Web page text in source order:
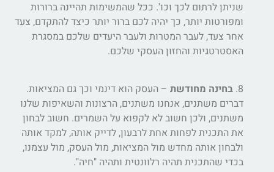
שניתן לרתום לכך וכו'. ככל שהמשימות תהיינה ברורות
ומפורטות יותר, כך יהיה לכם ברור יותר כיצד להתקדם, צעד
אחר צעד, לעבר המטרות ולעבר היעדים שלכם במסגרת
האסטרטגיות והחזון העסקי שלכם.
8. בחינה מחודשת – העסק הוא דינמי וכך גם המציאות.
דברים משתנים, אנחנו משתנים, הרצונות והשאיפות שלנו
משתנים, ולכן חשוב לא לקפוא על השמרים. חשוב לבחון
את התכנית לפחות אחת לרבעון, לדייק אותה, למקד אותה
ולבחון אותה מחדש מול המציאות, מול העסק, מול עצמנו,
בכדי שהתכנית תהיה רלוונטית ותהיה "חיה".